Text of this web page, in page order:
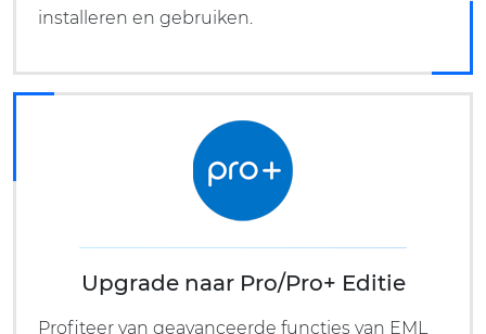
installeren en gebruiken.
Upgrade naar Pro/Pro+ Editie
Profiteer van geavanceerde functies van EML